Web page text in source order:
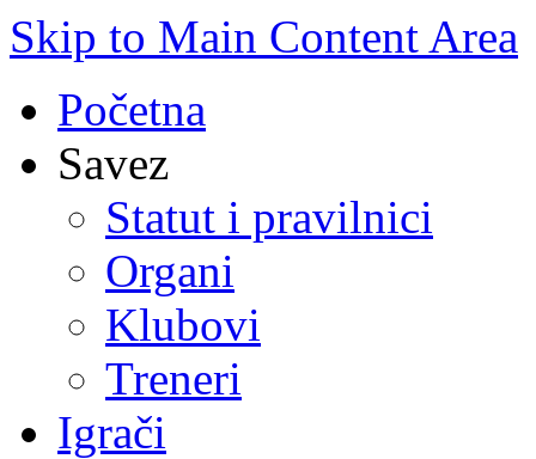
Skip to Main Content Area
Početna
Savez
Statut i pravilnici
Organi
Klubovi
Treneri
Igrači